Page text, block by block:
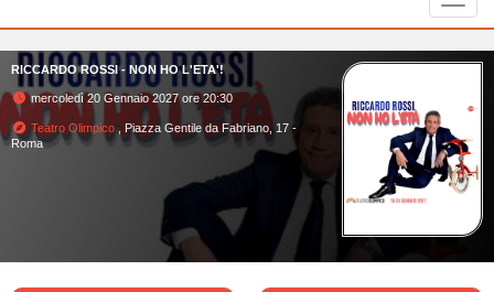
RICCARDO ROSSI - NON HO L'ETA'!
mercoledì 20 Gennaio 2027 ore 20:30
Teatro Olimpico, Piazza Gentile da Fabriano, 17 -
Roma